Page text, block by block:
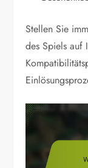
Stellen Sie
des Spiels auf